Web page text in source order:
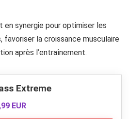
en synergie pour optimiser les
la croissance musculaire
après l’entraînement.
Extreme
EUR